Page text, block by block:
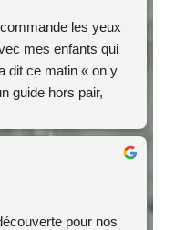
les yeux
mes enfants qui
dit ce matin « on y
guide hors pair,
pour nos